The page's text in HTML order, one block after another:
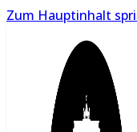
Zum Hauptinhalt